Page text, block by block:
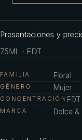
Presentaciones y
75ML · EDT
FAMILIA Floral
GÉNERO Mujer
CONCENTRACIÓN EDT
MARCA Dolce &